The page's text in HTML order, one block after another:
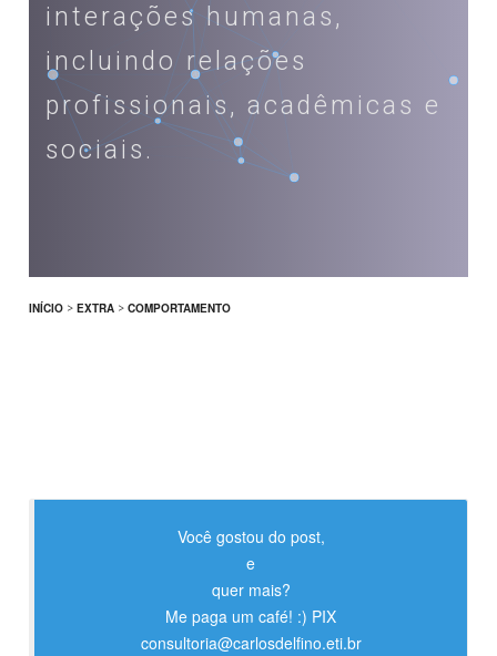
interações humanas,
incluindo relações
profissionais, acadêmicas e
sociais.
INÍCIO > EXTRA > COMPORTAMENTO
Você gostou do post,
e
quer mais?
Me paga um café! :) PIX
consultoria@carlosdelfino.eti.br